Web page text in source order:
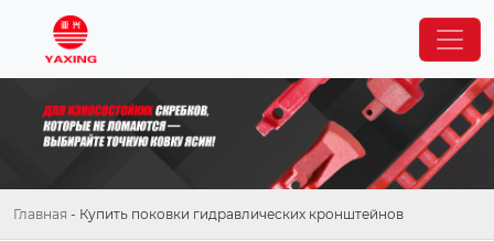
Главная - Купить поковки гидравлических кронштейнов